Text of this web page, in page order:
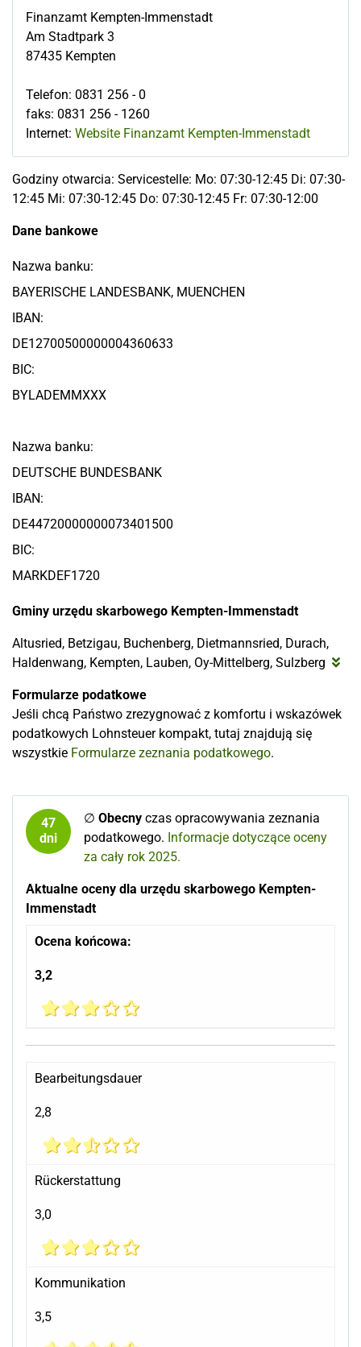
Finanzamt Kempten-Immenstadt
Am Stadtpark 3
87435 Kempten
Telefon: 0831 256 - 0
faks: 0831 256 - 1260
Internet: Website Finanzamt Kempten-Immenstadt
Godziny otwarcia: Servicestelle: Mo: 07:30-12:45 Di: 07:30-
12:45 Mi: 07:30-12:45 Do: 07:30-12:45 Fr: 07:30-12:00
Dane bankowe
Nazwa banku:
BAYERISCHE LANDESBANK, MUENCHEN
IBAN:
DE12700500000004360633
BIC:
BYLADEMMXXX
Nazwa banku:
DEUTSCHE BUNDESBANK
IBAN:
DE44720000000073401500
BIC:
MARKDEF1720
Gminy urzędu skarbowego Kempten-Immenstadt
Altusried, Betzigau, Buchenberg, Dietmannsried, Durach,
Haldenwang, Kempten, Lauben, Oy-Mittelberg, Sulzberg
Formularze podatkowe
Jeśli chcą Państwo zrezygnować z komfortu i wskazówek
podatkowych Lohnsteuer kompakt, tutaj znajdują się
wszystkie Formularze zeznania podatkowego.
47
dni
∅ Obecny czas opracowywania zeznania
podatkowego. Informacje dotyczące oceny
za cały rok 2025.
Aktualne oceny dla urzędu skarbowego Kempten-
Immenstadt
Ocena końcowa:
3,2
Bearbeitungsdauer
2,8
Rückerstattung
3,0
Kommunikation
3,5